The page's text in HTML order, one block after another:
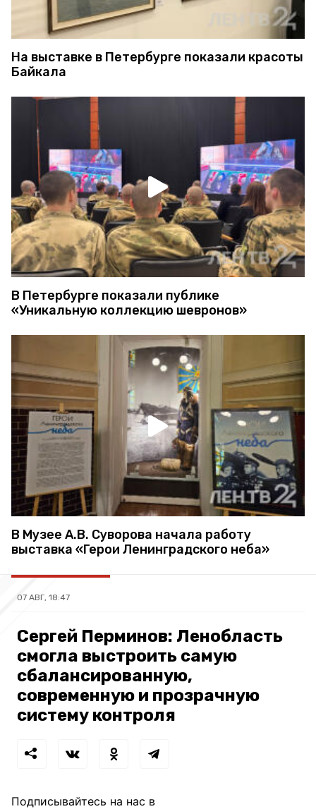
На выставке в Петербурге показали красоты
Байкала
В Петербурге показали публике
«Уникальную коллекцию шевронов»
В Музее А.В. Суворова начала работу
выставка «Герои Ленинградского неба»
07 АВГ, 18:47
Сергей Перминов: Ленобласть
смогла выстроить самую
сбалансированную,
современную и прозрачную
систему контроля
Подписывайтесь на нас в